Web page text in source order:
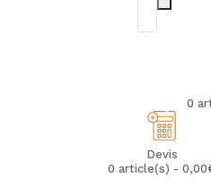
0
Devis
0 article(s) -